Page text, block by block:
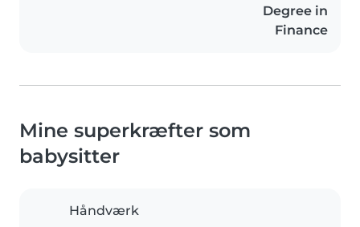
Degree in
Finance
Mine superkræfter som
babysitter
Håndværk